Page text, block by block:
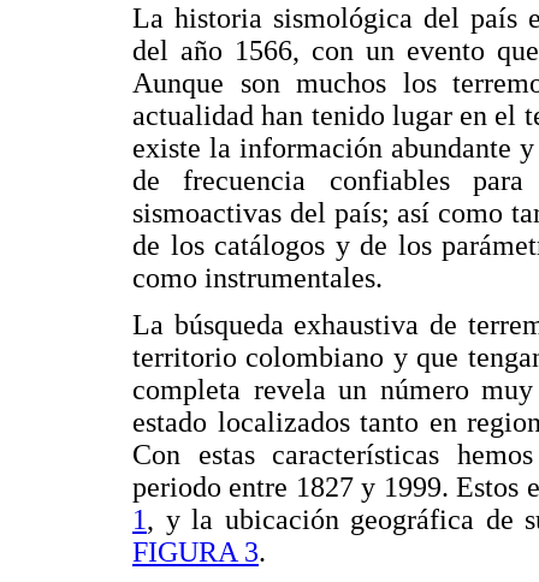
La historia sismológica del país
del año 1566, con un evento
Aunque son muchos los
actualidad han tenido lugar en el
existe la información abundante
de frecuencia confiables
sismoactivas del país; así como
de los catálogos y de los
como instrumentales.
La búsqueda exhaustiva de
territorio colombiano y que
completa revela un número
estado localizados tanto en
Con estas características
periodo entre 1827 y 1999. Estos
1, y la ubicación geográfica de
FIGURA 3.